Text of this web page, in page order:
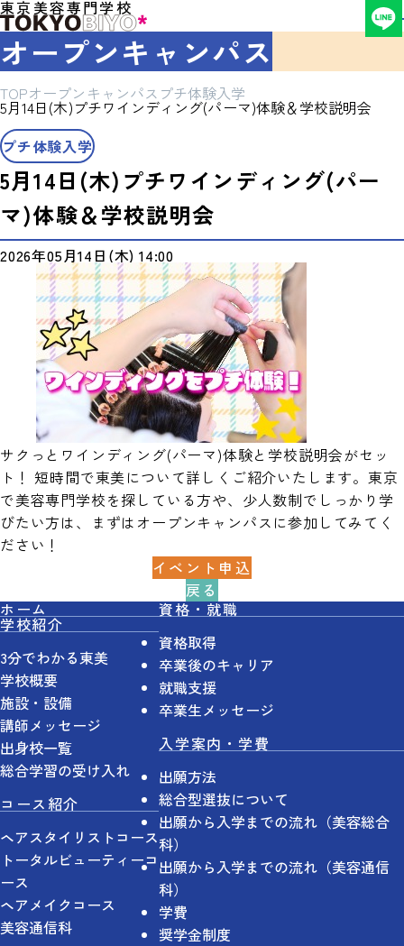
東京美容専門学校
オープンキャンパス
TOPオープンキャンパス プチ体験入学
5月14日(木)プチワインディング(パーマ)体験＆学校説明会
プチ体験入学
5月14日(木)プチワインディング(パー
マ)体験＆学校説明会
2026年05月14日(木) 14:00
サクっとワインディング(パーマ)体験と学校説明会がセッ
ト！ 短時間で東美について詳しくご紹介いたします。東京
で美容専門学校を探している方や、少人数制でしっかり学
びたい方は、まずはオープンキャンパスに参加してみてく
ださい！
イベント申込
戻る
ホーム
学校紹介
3分でわかる東美
学校概要
施設・設備
講師メッセージ
出身校一覧
総合学習の受け入れ
コース紹介
ヘアスタイリストコース
トータルビューティーコ
ース
ヘアメイクコース
美容通信科
資格・就職
資格取得
卒業後のキャリア
就職支援
卒業生メッセージ
入学案内・学費
出願方法
総合型選抜について
出願から入学までの流れ（美容総合
科）
出願から入学までの流れ（美容通信
科）
学費
奨学金制度